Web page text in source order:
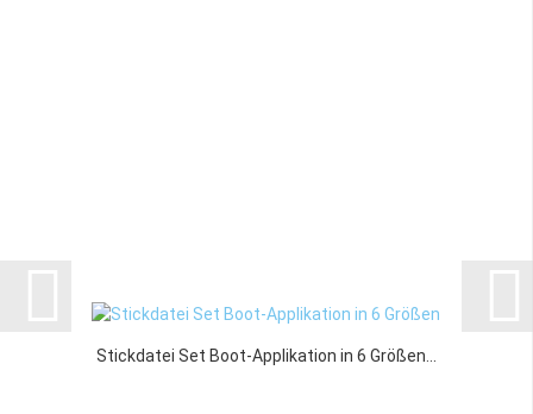
Stickdatei Set Boot-Applikation in 6 Größen...